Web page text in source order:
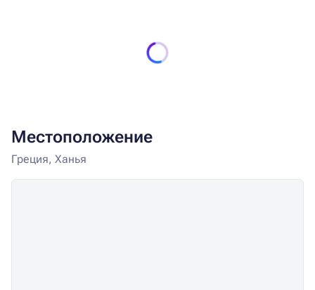
Местоположение
Греция, Ханья